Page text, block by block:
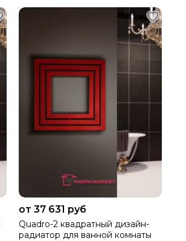
от 37 631 руб
Quadro-2 квадратный дизайн-
радиатор для ванной комнаты